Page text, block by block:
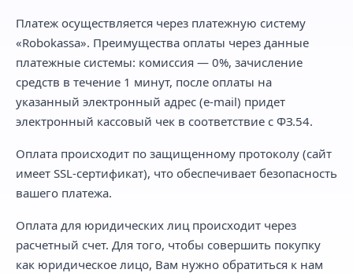
Платеж осуществляется через платежную систему
«Robokassa». Преимущества оплаты через данные
платежные системы: комиссия — 0%, зачисление
средств в течение 1 минут, после оплаты на
указанный электронный адрес (e-mail) придет
электронный кассовый чек в соответствие с ФЗ.54.
Оплата происходит по защищенному протоколу (сайт
имеет SSL-сертификат), что обеспечивает безопасность
вашего платежа.
Оплата для юридических лиц происходит через
расчетный счет. Для того, чтобы совершить покупку
как юридическое лицо, Вам нужно обратиться к нам